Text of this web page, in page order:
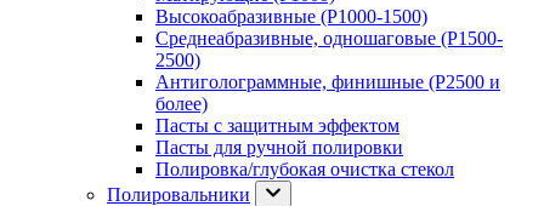
Высокоабразивные (P1000-1500)
Среднеабразивные, одношаговые (P1500-
2500)
Антиголограммные, финишные (P2500 и
более)
Пасты с защитным эффектом
Пасты для ручной полировки
Полировка/глубокая очистка стекол
Полировальники